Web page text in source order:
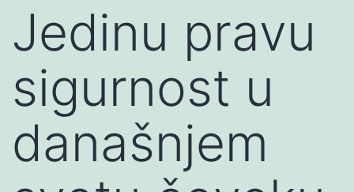
Jedinu pravu
sigurnost u
današnjem